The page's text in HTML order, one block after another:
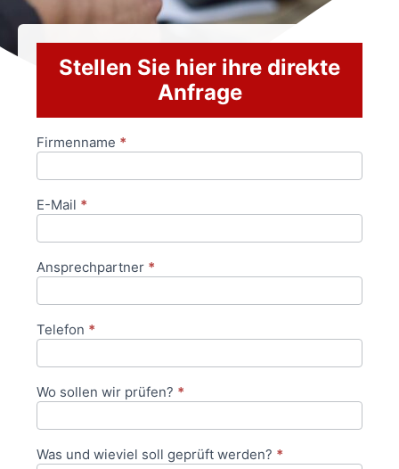
Stellen Sie hier ihre direkte
Anfrage
Anfrageformular
Firmenname *
E-Mail *
Ansprechpartner *
Telefon *
Wo sollen wir prüfen? *
Was und wieviel soll geprüft werden? *